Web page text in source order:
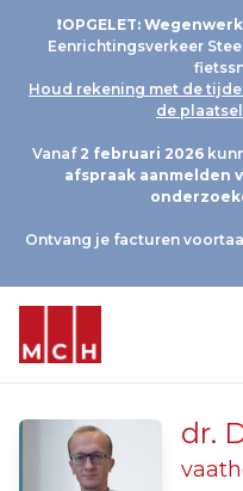
❗OPGELET:
Eenrichtingsverkeer
Houd rekening met de
de
Vanaf 2 februari 2026
afspraak aanmelden
Ontvang je facturen
dr.